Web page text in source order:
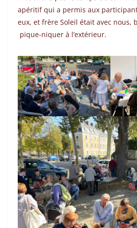
apéritif qui a permis aux
eux, et frère Soleil était avec nous,
pique-niquer à l’extérieur.